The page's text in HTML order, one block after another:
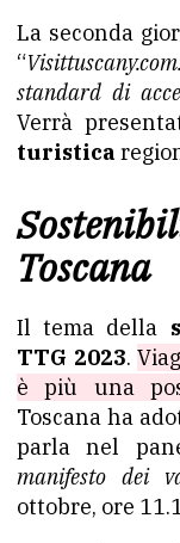
La seconda
“
standard di
Verrà
turistica
Toscana
Il tema della
TTG 2023.
è più una
Toscana ha
parla nel
manifesto dei
ottobre, ore